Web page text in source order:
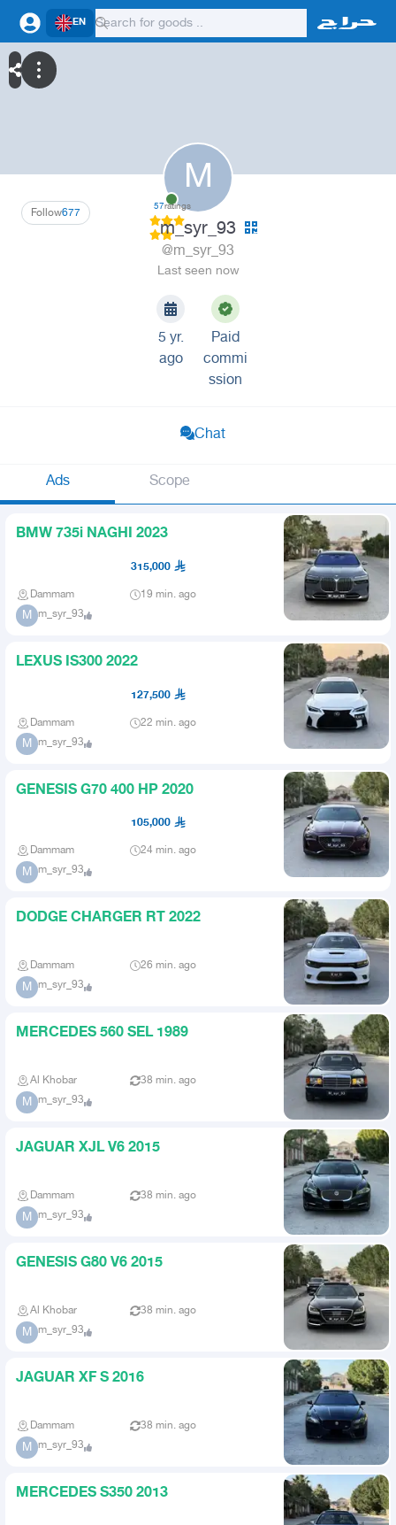
EN
M
677
Follow 57ratings
m_syr_93
@m_syr_93
Last seen now
5 yr.
ago
Paid
commi
ssion
Chat
Ads Scope
BMW 735i NAGHI 2023
315,000
Dammam 19 min. ago
M m_syr_93
LEXUS IS300 2022
127,500
Dammam 22 min. ago
M m_syr_93
GENESIS G70 400 HP 2020
105,000
Dammam 24 min. ago
M m_syr_93
DODGE CHARGER RT 2022
Dammam 26 min. ago
M m_syr_93
MERCEDES 560 SEL 1989
Al Khobar 38 min. ago
M m_syr_93
JAGUAR XJL V6 2015
Dammam 38 min. ago
M m_syr_93
GENESIS G80 V6 2015
Al Khobar 38 min. ago
M m_syr_93
JAGUAR XF S 2016
Dammam 38 min. ago
M m_syr_93
MERCEDES S350 2013